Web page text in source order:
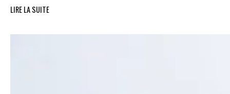
LIRE LA SUITE